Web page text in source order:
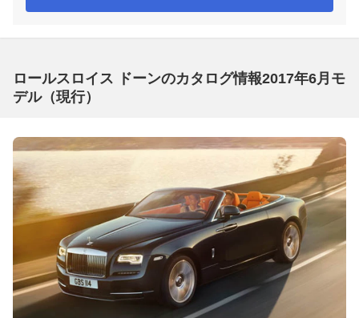
ロールスロイス ドーンのカタログ情報2017年6月モ
デル（現行）